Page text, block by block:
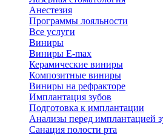
Анестезия
Программы лояльности
Все услуги
Виниры
Виниры E-max
Керамические виниры
Композитные виниры
Виниры на рефракторе
Имплантация зубов
Подготовка к имплантации
Анализы перед имплантацией
Санация полости рта